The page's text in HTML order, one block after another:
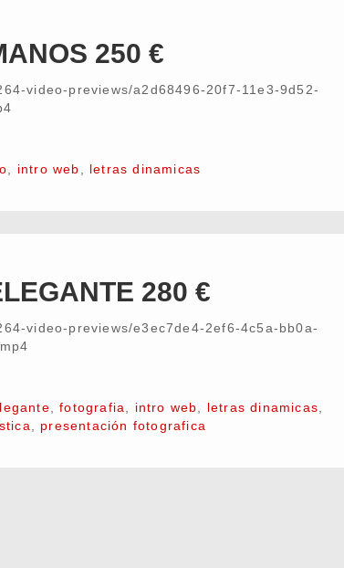
250 €
video-previews/a2d68496-20f7-11e3-9d52-
, intro web, letras dinamicas
280 €
video-previews/e3ec7de4-2ef6-4c5a-bb0a-
,fotografia intro web letras dinamicas
presentación fotografica